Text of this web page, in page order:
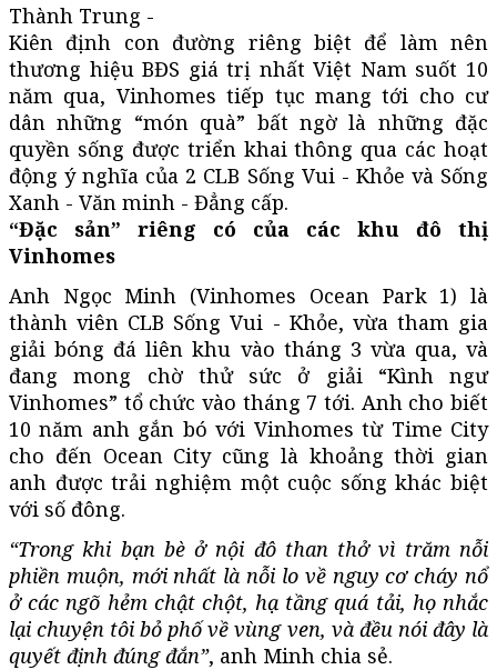
Thành Trung -
Kiên định con đường riêng biệt để làm nên
thương hiệu BĐS giá trị nhất Việt Nam suốt 10
năm qua, Vinhomes tiếp tục mang tới cho cư
dân những “món quà” bất ngờ là những đặc
quyền sống được triển khai thông qua các hoạt
động ý nghĩa của 2 CLB Sống Vui - Khỏe và Sống
Xanh - Văn minh - Đẳng cấp.
“Đặc sản” riêng có của các khu đô thị
Vinhomes
Anh Ngọc Minh (Vinhomes Ocean Park 1) là
thành viên CLB Sống Vui - Khỏe, vừa tham gia
giải bóng đá liên khu vào tháng 3 vừa qua, và
đang mong chờ thử sức ở giải “Kình ngư
Vinhomes” tổ chức vào tháng 7 tới. Anh cho biết
10 năm anh gắn bó với Vinhomes từ Time City
cho đến Ocean City cũng là khoảng thời gian
anh được trải nghiệm một cuộc sống khác biệt
với số đông.
“Trong khi bạn bè ở nội đô than thở vì trăm nỗi
phiền muộn, mới nhất là nỗi lo về nguy cơ cháy nổ
ở các ngõ hẻm chật chột, hạ tầng quá tải, họ nhắc
lại chuyện tôi bỏ phố về vùng ven, và đều nói đây là
quyết định đúng đắn”, anh Minh chia sẻ.